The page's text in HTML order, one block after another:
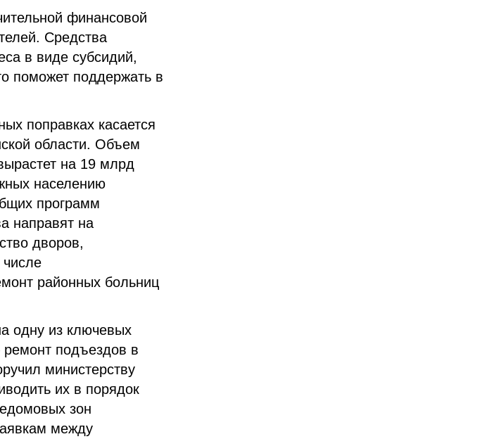
финансовой
Средства
в виде субсидий,
поможет поддержать в
поправках касается
области. Объем
на 19 млрд
населению
программ
направят на
дворов,
районных больниц
одну из ключевых
ремонт подъездов в
министерству
их в порядок
зон
между